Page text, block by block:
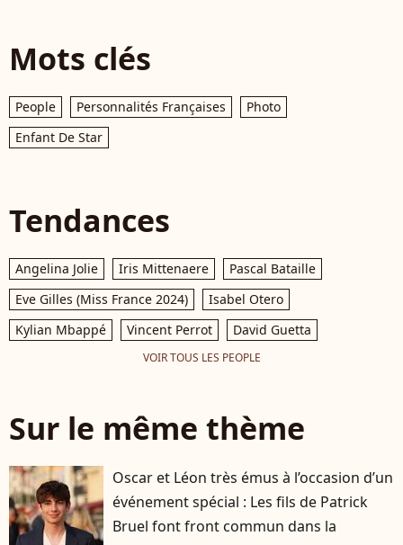
Mots clés
People Personnalités Françaises
Photo
Enfant De Star
Tendances
Angelina Jolie Iris Mittenaere
Pascal Bataille
Eve Gilles (Miss France 2024)
Isabel Otero
Kylian Mbappé
Vincent Perrot David Guetta
VOIR TOUS LES PEOPLE
Sur le même thème
Oscar et Léon très émus à l’occasion d’un
événement spécial : Les fils de Patrick
Bruel font front commun dans la